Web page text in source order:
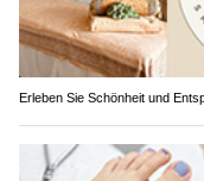
Erleben Sie Schönheit und